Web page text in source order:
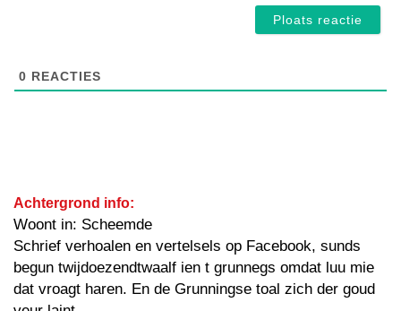
0 REACTIES
Achtergrond info:
Woont in: Scheemde
Schrief verhoalen en vertelsels op Facebook, sunds
begun twijdoezendtwaalf ien t grunnegs omdat luu mie
dat vroagt haren. En de Grunningse toal zich der goud